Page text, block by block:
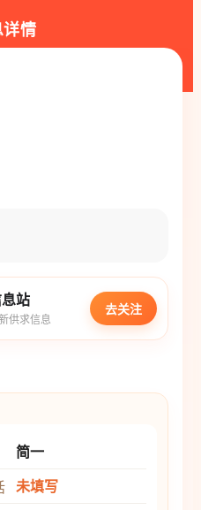
情
站
供求信息
去关注
简一
未填写